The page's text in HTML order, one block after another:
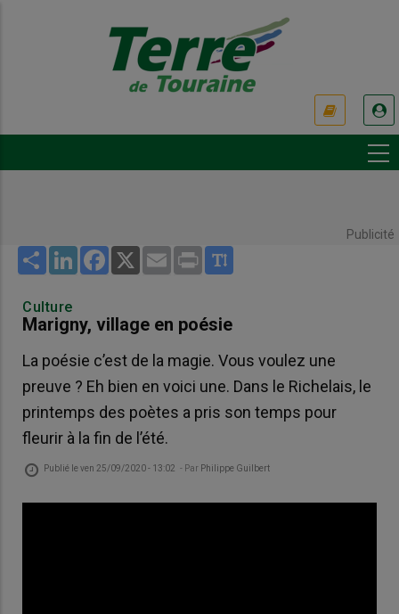
Publicité
Share LinkedInFacebook
X Email Print
Culture
Marigny, village en poésie
La poésie c’est de la magie. Vous voulez une
preuve ? Eh bien en voici une. Dans le Richelais, le
printemps des poètes a pris son temps pour
fleurir à la fin de l’été.
Publié leven 25/09/2020 - 13:02 - Par Philippe Guilbert